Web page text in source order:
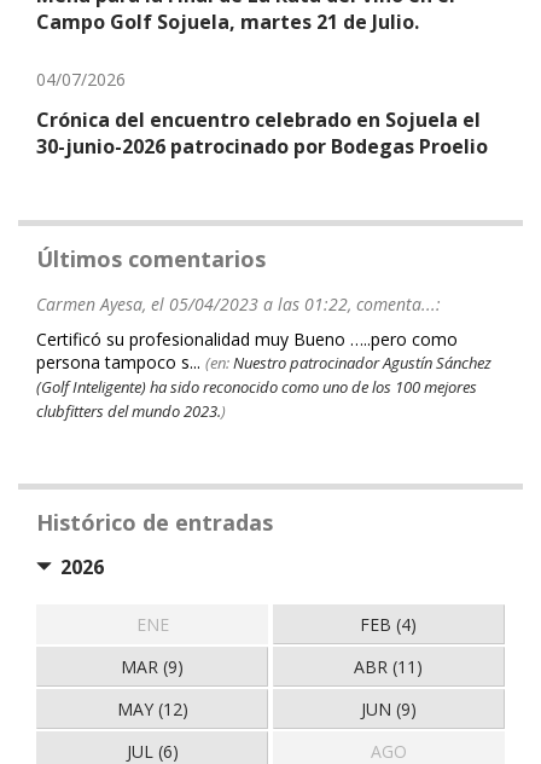
Campo Golf Sojuela, martes 21 de Julio.
04/07/2026
Crónica del encuentro celebrado en Sojuela el
30-junio-2026 patrocinado por Bodegas Proelio
Últimos comentarios
Carmen Ayesa, el 05/04/2023 a las 01:22, comenta...:
Certificó su profesionalidad muy Bueno …..pero como
persona tampoco s... (en:Nuestro patrocinador Agustín Sánchez
(Golf Inteligente) ha sido reconocido como uno de los 100 mejores
clubfitters del mundo 2023.)
Histórico de entradas
2026
ENE
FEB (4)
MAR (9)
ABR (11)
MAY (12)
JUN (9)
JUL (6)
AGO